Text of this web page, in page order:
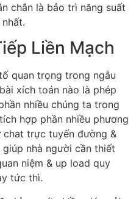
chắn là bảo trì năng suất
Liền Mạch
quan trọng trong ngẫu
xích toán nào là phép
nhiều chúng ta trong
hợp phần nhiều phương
chat trực tuyến đường &
nhà người cần thiết
niệm & up load quy
tức thì.